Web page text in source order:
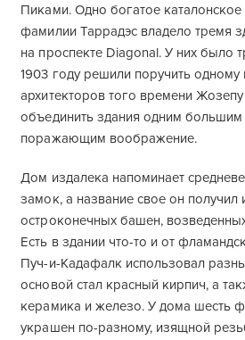
Пиками. Одно богатое каталонское
фамилии Таррадэс владело тремя
на проспекте Diagonal. У них было
1903 году решили поручить одному
архитекторов того времени
объединить здания одним
поражающим воображение.
Дом издалека напоминает
замок, а название свое он получил
остроконечных башен,
Есть в здании что-то и от
Пуч-и-Кадафалк использовал
основой стал красный кирпич, а
керамика и железо. У дома шесть
украшен по-разному, изящной